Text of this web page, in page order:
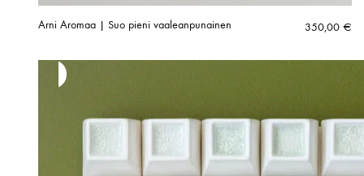
Arni Aromaa | Suo pieni vaaleanpunainen 350,00 €